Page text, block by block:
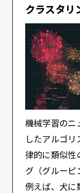
クラスタリ
機械学習のニ
したアルゴ
律的に類似性
グ（グルーピ
例えば、犬に